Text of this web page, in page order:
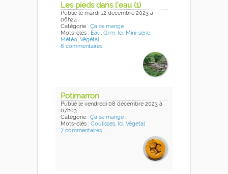
Les pieds dans l'eau (1)
Publié le mardi 12 décembre 2023 à
06h24
Catégorie : Ça se mange
Mots-clés : Eau, Grrrr, Ici, Mini-série,
Météo, Végétal
8 commentaires
Potimarron
Publié le vendredi 08 décembre 2023 à
07h03
Catégorie : Ça se mange
Mots-clés : Coulisses, Ici, Végétal
7 commentaires